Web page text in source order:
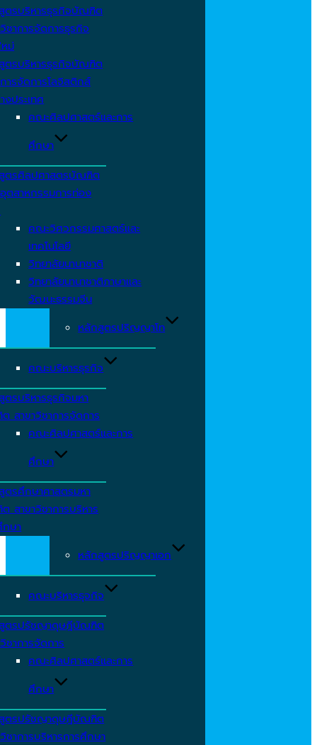
ตรบริหารธุรกิจบัณฑิต
ชาการจัดการธุรกิจ
ม่
ตรบริหารธุรกิจบัณฑิต
ารจัดการโลจิสติกส์
งประเทศ
คณะศิลปศาสตร์และการ
ศึกษา
ตรศิลปศาสตรบัณฑิต
ตสาหกรรมการท่อง
คณะวิศวกรรมศาสตร์และ
เทคโนโลยี
วิทยาลัยนานาชาติ
วิทยาลัยนานาชาติภาษาและ
วัฒนะธรรมจีน
หลักสูตรปริญญาโท
คณะบริหารธุรกิจ
ตรบริหารธุรกิจมหา
สาขาวิชาการจัดการ
คณะศิลปศาสตร์และการ
ศึกษา
ตรศึกษาศาสตรมหา
สาขาวิชาการบริหาร
กษา
หลักสูตรปริญญาเอก
คณะบริหารธุจกิจ
ตรปรัชญาดุษฎีบัณฑิต
ชาการจัดการ
คณะศิลปศาสตร์และการ
ศึกษา
ตรปรัชญาดุษฎีบัณฑิต
ชาการบริหารการศึกษา